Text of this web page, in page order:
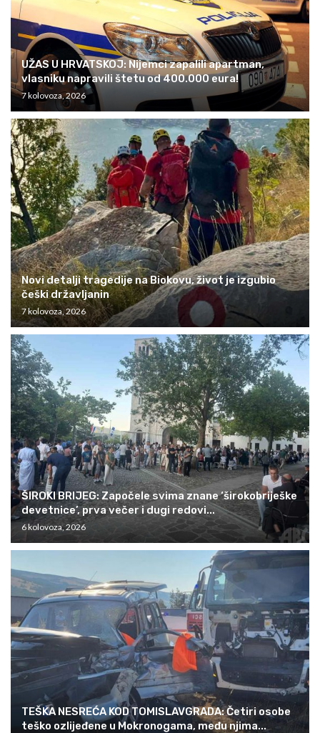
UŽAS U HRVATSKOJ: Nijemci zapalili apartman,
vlasniku napravili štetu od 400.000 eura!
7 kolovoza, 2026
Novi detalji tragedije na Biokovu, život je izgubio
češki državljanin
7 kolovoza, 2026
ŠIROKI BRIJEG: Započele svima znane ‘širokobriješke
devetnice’, prva večer i dugi redovi...
6 kolovoza, 2026
TEŠKA NESREĆA KOD TOMISLAVGRADA: Četiri osobe
teško ozlijeđene u Mokronogama, među njima...